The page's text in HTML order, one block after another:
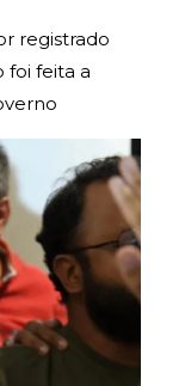
registrado
foi feita a